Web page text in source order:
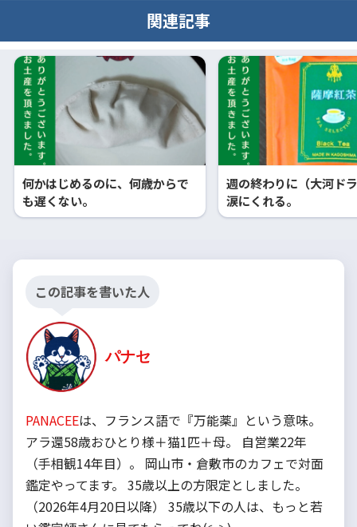
関連記事
何かはじめるのに、何歳からで
も遅くない。
週の終わりに（大河ド
涙にくれる。
この記事を書いた人
パナセ
PANACEEは、フランス語で『万能薬』という意味。
アラ還58歳おひとり様＋猫1匹＋母。 自営業22年
（手相観14年目）。 岡山市・倉敷市のカフェで対面
鑑定やってます。 35歳以上の方限定としました。
（2026年4月20日以降） 35歳以下の人は、もっと若